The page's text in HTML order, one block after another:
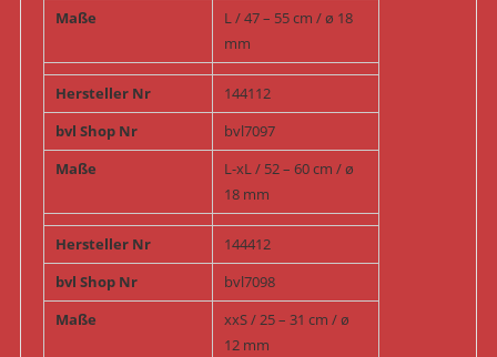
Maße
L / 47 – 55 cm / ø 18
mm
Hersteller Nr
144112
bvl Shop Nr
bvl7097
Maße
L-xL / 52 – 60 cm / ø
18 mm
Hersteller Nr
144412
bvl Shop Nr
bvl7098
Maße
xxS / 25 – 31 cm / ø
12 mm